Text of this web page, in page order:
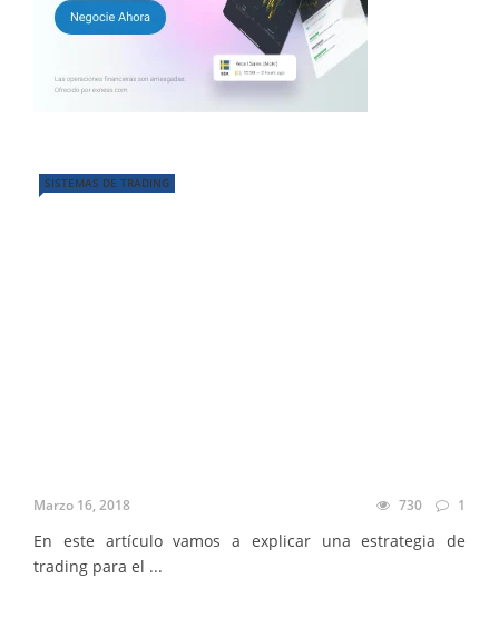
SISTEMAS DE TRADING
Marzo 16, 2018 730 1
En este artículo vamos a explicar una estrategia de
trading para el ...